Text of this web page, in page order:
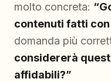
molto concreta:
contenuti fatti con
domanda più
considererà
affidabili?”